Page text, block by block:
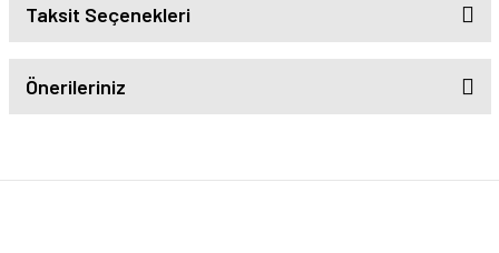
Taksit Seçenekleri
Önerileriniz